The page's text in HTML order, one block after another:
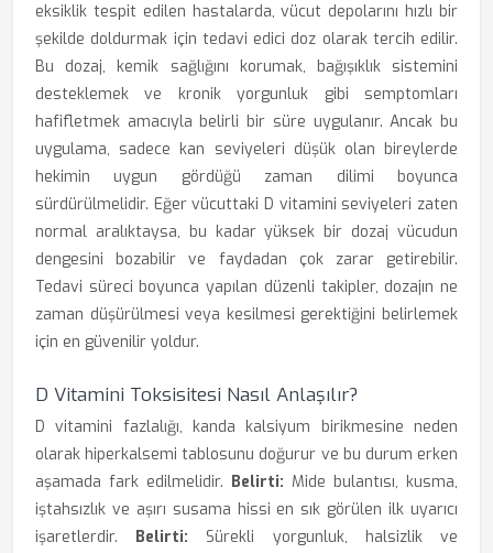
eksiklik tespit edilen hastalarda, vücut depolarını hızlı bir
şekilde doldurmak için tedavi edici doz olarak tercih edilir.
Bu dozaj, kemik sağlığını korumak, bağışıklık sistemini
desteklemek ve kronik yorgunluk gibi semptomları
hafifletmek amacıyla belirli bir süre uygulanır. Ancak bu
uygulama, sadece kan seviyeleri düşük olan bireylerde
hekimin uygun gördüğü zaman dilimi boyunca
sürdürülmelidir. Eğer vücuttaki D vitamini seviyeleri zaten
normal aralıktaysa, bu kadar yüksek bir dozaj vücudun
dengesini bozabilir ve faydadan çok zarar getirebilir.
Tedavi süreci boyunca yapılan düzenli takipler, dozajın ne
zaman düşürülmesi veya kesilmesi gerektiğini belirlemek
için en güvenilir yoldur.
D Vitamini Toksisitesi Nasıl Anlaşılır?
D vitamini fazlalığı, kanda kalsiyum birikmesine neden
olarak hiperkalsemi tablosunu doğurur ve bu durum erken
aşamada fark edilmelidir. Belirti: Mide bulantısı, kusma,
iştahsızlık ve aşırı susama hissi en sık görülen ilk uyarıcı
işaretlerdir. Belirti: Sürekli yorgunluk, halsizlik ve